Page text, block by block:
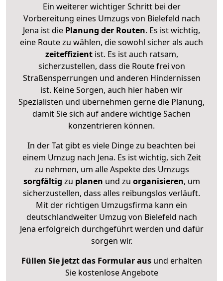
Ein weiterer wichtiger Schritt bei der
Vorbereitung eines Umzugs von Bielefeld nach
Jena ist die Planung der Routen. Es ist wichtig,
eine Route zu wählen, die sowohl sicher als auch
zeiteffizientist. Es ist auch ratsam,
sicherzustellen, dass die Route frei von
Straßensperrungen und anderen Hindernissen
ist. Keine Sorgen, auch hier haben wir
Spezialisten und übernehmen gerne die Planung,
damit Sie sich auf andere wichtige Sachen
konzentrieren können.
In der Tat gibt es viele Dinge zu beachten bei
einem Umzug nach Jena. Es ist wichtig, sich Zeit
zu nehmen, um alle Aspekte des Umzugs
sorgfältig zu planen und zu organisieren, um
sicherzustellen, dass alles reibungslos verläuft.
Mit der richtigen Umzugsfirma kann ein
deutschlandweiter Umzug von Bielefeld nach
Jena erfolgreich durchgeführt werden und dafür
sorgen wir.
Füllen Sie jetzt das Formular ausund erhalten
Sie kostenlose Angebote